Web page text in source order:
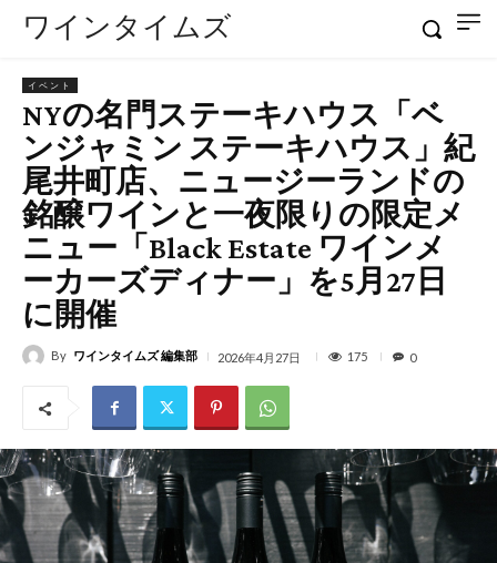
ワインタイムズ
イベント
NYの名門ステーキハウス「ベ
ンジャミン ステーキハウス」紀
尾井町店、ニュージーランドの
銘醸ワインと一夜限りの限定メ
ニュー「Black Estate ワインメ
ーカーズディナー」を5月27日
に開催
By ワインタイムズ 編集部 2026年4月27日 175 0